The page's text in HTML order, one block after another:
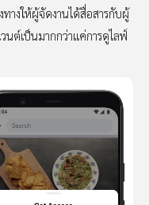
างให้ผู้จัดงานได้สื่อสารกับผู้
นต์เป็นมากกว่าแค่การดูไลฟ์